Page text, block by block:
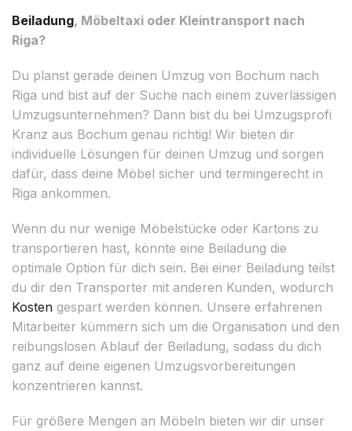
Beiladung, Möbeltaxi oder Kleintransport nach
Riga?
Du planst gerade deinen Umzug von Bochum nach
Riga und bist auf der Suche nach einem zuverlässigen
Umzugsunternehmen? Dann bist du bei Umzugsprofi
Kranz aus Bochum genau richtig! Wir bieten dir
individuelle Lösungen für deinen Umzug und sorgen
dafür, dass deine Möbel sicher und termingerecht in
Riga ankommen.
Wenn du nur wenige Möbelstücke oder Kartons zu
transportieren hast, könnte eine Beiladung die
optimale Option für dich sein. Bei einer Beiladung teilst
du dir den Transporter mit anderen Kunden, wodurch
Kosten gespart werden können. Unsere erfahrenen
Mitarbeiter kümmern sich um die Organisation und den
reibungslosen Ablauf der Beiladung, sodass du dich
ganz auf deine eigenen Umzugsvorbereitungen
konzentrieren kannst.
Für größere Mengen an Möbeln bieten wir dir unser